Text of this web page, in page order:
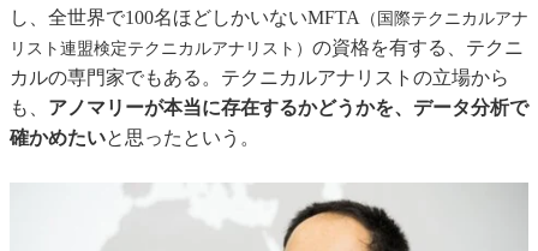
し、全世界で100名ほどしかいないMFTA （国際テクニカルアナ
リスト連盟検定テクニカルアナリスト） の資格を有する、テクニ
カルの専門家でもある。テクニカルアナリストの立場から
も、 アノマリーが本当に存在するかどうかを、データ分析で
確かめたいと思ったという。